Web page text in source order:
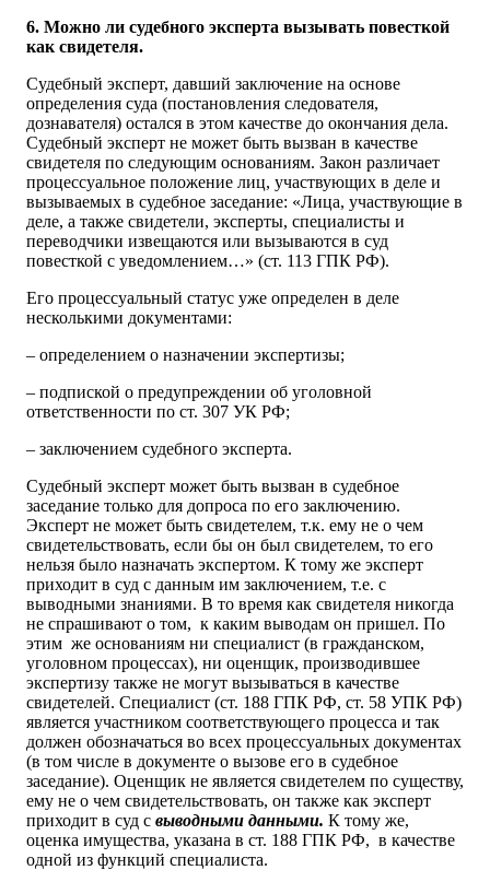
6. Можно ли судебного эксперта вызывать повесткой
как свидетеля.
Судебный эксперт, давший заключение на основе
определения суда (постановления следователя,
дознавателя) остался в этом качестве до окончания дела.
Судебный эксперт не может быть вызван в качестве
свидетеля по следующим основаниям. Закон различает
процессуальное положение лиц, участвующих в деле и
вызываемых в судебное заседание: «Лица, участвующие в
деле, а также свидетели, эксперты, специалисты и
переводчики извещаются или вызываются в суд
повесткой с уведомлением…» (ст. 113 ГПК РФ).
Его процессуальный статус уже определен в деле
несколькими документами:
– определением о назначении экспертизы;
– подпиской о предупреждении об уголовной
ответственности по ст. 307 УК РФ;
– заключением судебного эксперта.
Судебный эксперт может быть вызван в судебное
заседание только для допроса по его заключению.
Эксперт не может быть свидетелем, т.к. ему не о чем
свидетельствовать, если бы он был свидетелем, то его
нельзя было назначать экспертом. К тому же эксперт
приходит в суд с данным им заключением, т.е. с
выводными знаниями. В то время как свидетеля никогда
не спрашивают о том, к каким выводам он пришел. По
этим же основаниям ни специалист (в гражданском,
уголовном процессах), ни оценщик, производившее
экспертизу также не могут вызываться в качестве
свидетелей. Специалист (ст. 188 ГПК РФ, ст. 58 УПК РФ)
является участником соответствующего процесса и так
должен обозначаться во всех процессуальных документах
(в том числе в документе о вызове его в судебное
заседание). Оценщик не является свидетелем по существу,
ему не о чем свидетельствовать, он также как эксперт
приходит в суд с выводными данными. К тому же,
оценка имущества, указана в ст. 188 ГПК РФ, в качестве
одной из функций специалиста.